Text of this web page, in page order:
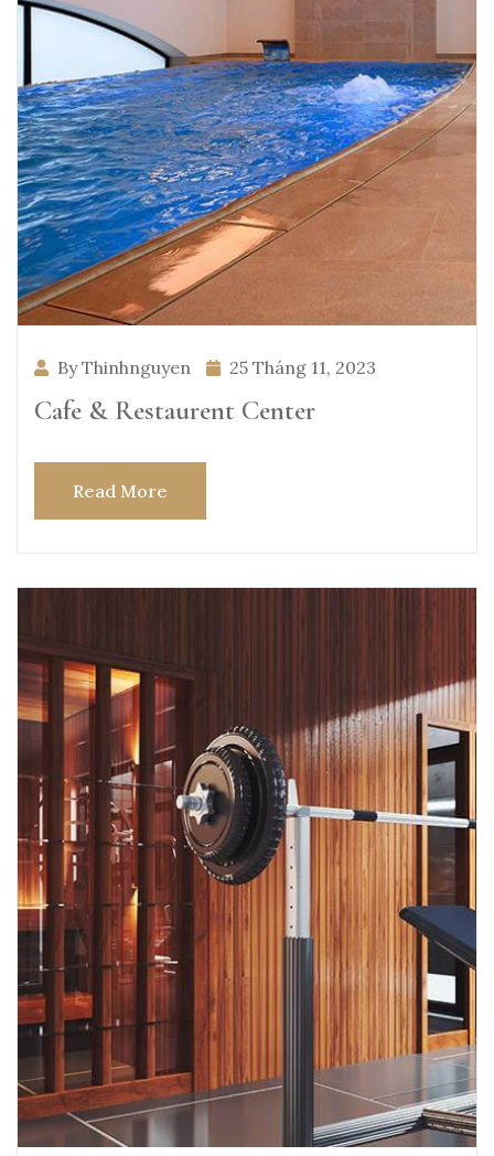
By Thinhnguyen 25 Tháng 11, 2023
Cafe & Restaurent Center
Read More